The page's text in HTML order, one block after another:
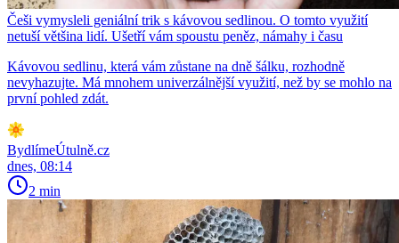
Češi vymysleli geniální trik s kávovou sedlinou. O tomto využití
netuší většina lidí. Ušetří vám spoustu peněz, námahy i času
Kávovou sedlinu, která vám zůstane na dně šálku, rozhodně
nevyhazujte. Má mnohem univerzálnější využití, než by se mohlo na
první pohled zdát.
BydlímeÚtulně.cz
dnes, 08:14
2 min